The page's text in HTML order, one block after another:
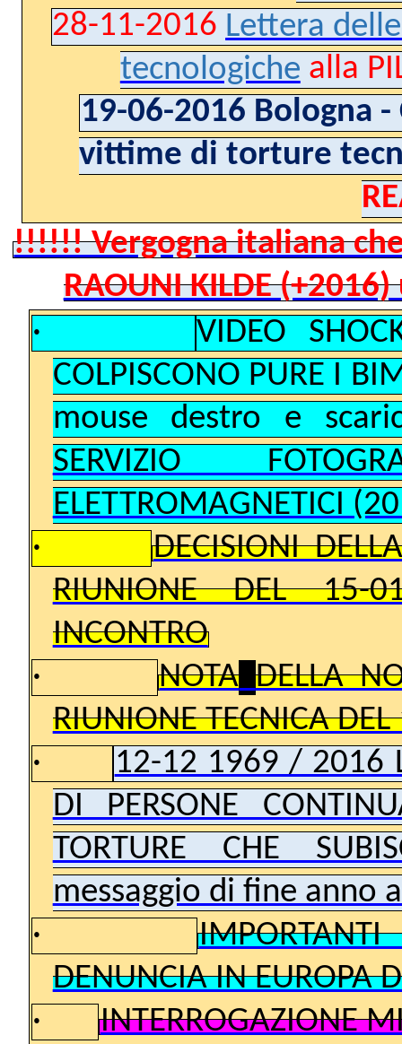
28-11-2016 Lettera
tecnologiche alla
19-06-2016 Bologna
vittime di torture
!!!!!! Vergogna italiana
RAOUNI KILDE
· VIDEO
COLPISCONO PURE I
mouse destro e
SERVIZIO
ELETTROMAGNETICI
· DECISIONI
RIUNIONE DEL 15-
INCONTRO
· NOTA DELLA
RIUNIONE TECNICA
·
12-12 1969 / 2016
DI PERSONE
TORTURE CHE
messaggio di fine anno
·
DENUNCIA IN EUROPA
· INTERROGAZIONE